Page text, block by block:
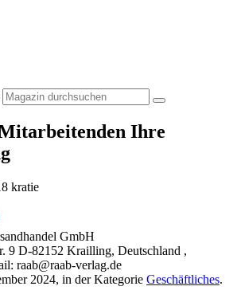
Mitarbeitenden Ihre
kratie
GmbH
9 D-82152 Krailling, Deutschland ,
raab@raab-verlag.de
2024, in der Kategorie Geschäftliches.